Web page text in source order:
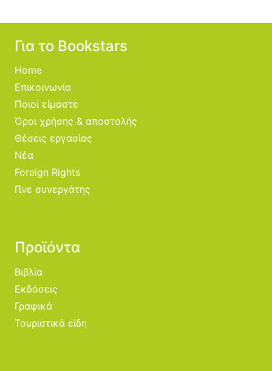
Για το Bookstars
Home
Επικοινωνία
Ποιοί είμαστε
Όροι χρήσης & αποστολής
Θέσεις εργασίας
Νέα
Foreign Rights
Γίνε συνεργάτης
Προϊόντα
Βιβλία
Εκδόσεις
Γραφικά
Τουριστικά είδη